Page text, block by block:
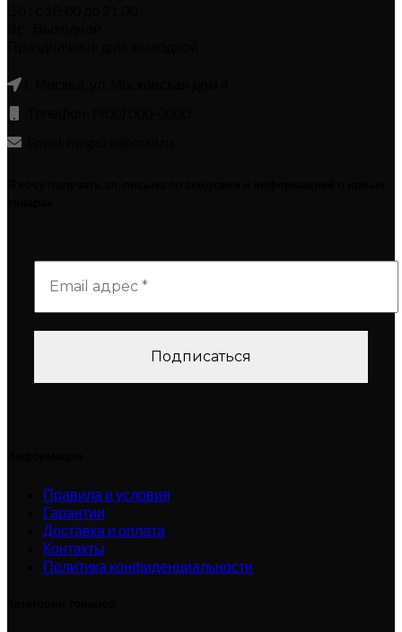
Правила и условия
Гарантии
Доставка и оплата
Контакты
Политика конфиденциальности